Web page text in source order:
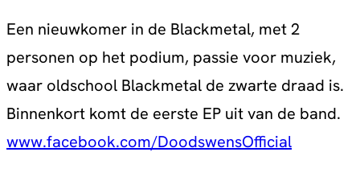
Een nieuwkomer in de Blackmetal, met 2
personen op het podium, passie voor muziek,
waar oldschool Blackmetal de zwarte draad is.
Binnenkort komt de eerste EP uit van de band.
www.facebook.com/DoodswensOfficial